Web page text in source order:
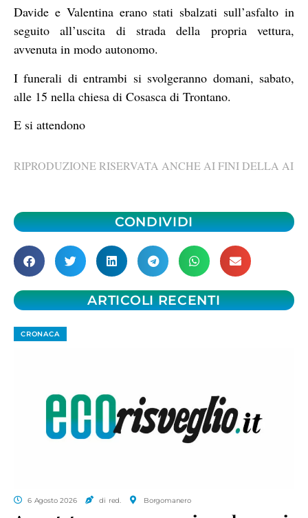
Davide e Valentina erano stati sbalzati sull’asfalto in
seguito all’uscita di strada della propria vettura,
avvenuta in modo autonomo.
I funerali di entrambi si svolgeranno domani, sabato,
alle 15 nella chiesa di Cosasca di Trontano.
E si attendono
RIPRODUZIONE RISERVATA ANCHE AI FINI DELLA AI
CONDIVIDI
ARTICOLI RECENTI
CRONACA
6 Agosto 2026 di red. Borgomanero